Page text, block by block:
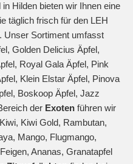
Hilden bieten wir Ihnen eine
täglich frisch für den LEH
Unser Sortiment umfasst
Golden Delicius Äpfel,
Royal Gala Äpfel, Pink
Klein Elstar Äpfel, Pinova
Boskoop Äpfel, Jazz
der Exoten führen wir
Kiwi Gold, Rambutan,
Mango, Flugmango,
Ananas, Granatapfel